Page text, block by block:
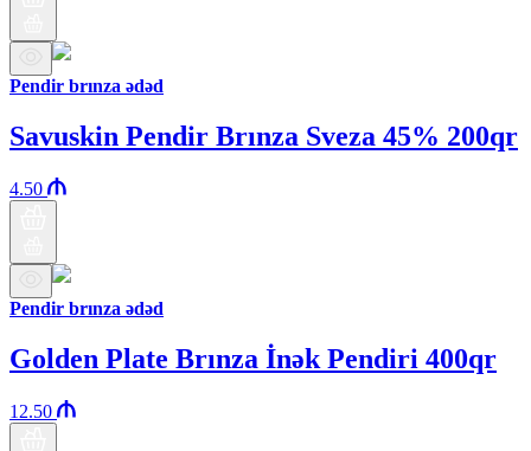
Pendir brınza ədəd
Savuskin Pendir Brınza Sveza 45% 200qr
4.50
Pendir brınza ədəd
Golden Plate Brınza İnək Pendiri 400qr
12.50